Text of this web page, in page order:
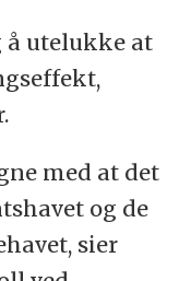
utelukke at
med at det
og de
sier